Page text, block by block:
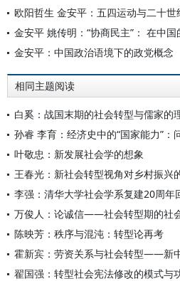
欧阳哲生 金安平：五四运动与二十世
金安平：中国政治语境下的政党概念
相同主题阅读
孙睿 李育：经济史中的“国家能力”：
叶敬忠：新发展社会学的想象
王春光：新社会转型视角对乡村振兴
李强：清华大学社会学系复建20周年
万俊人：论诚信——社会转型期的社
陈映芳：秩序与混沌：转型论再考
霍新宾：劳资关系与社会转型——新
翟国强：转型社会宪法修改的模式与